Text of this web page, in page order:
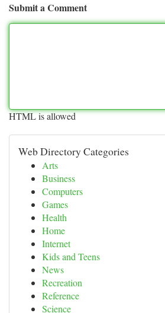
Submit a Comment
HTML is allowed
Web Directory Categories
Arts
Business
Computers
Games
Health
Home
Internet
Kids and Teens
News
Recreation
Reference
Science